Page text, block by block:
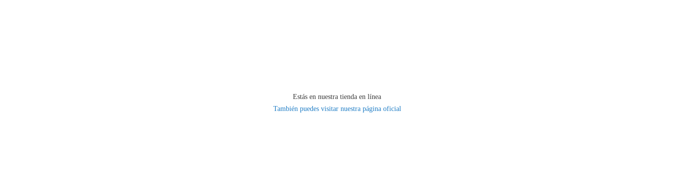
Estás en nuestra tienda en línea
También puedes visitar nuestra página oficial